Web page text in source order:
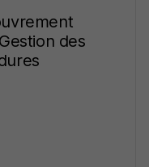
des